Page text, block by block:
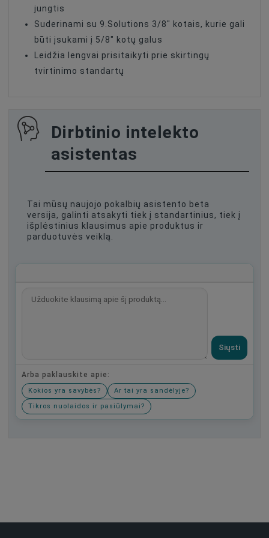
jungtis
Suderinami su 9.Solutions 3/8" kotais, kurie gali
būti įsukami į 5/8" kotų galus
Leidžia lengvai prisitaikyti prie skirtingų
tvirtinimo standartų
Dirbtinio intelekto
asistentas
Tai mūsų naujojo pokalbių asistento beta
versija, galinti atsakyti tiek į standartinius, tiek į
išplėstinius klausimus apie produktus ir
parduotuvės veiklą.
Siųsti
Arba paklauskite apie:
Kokios yra savybės?
Ar tai yra sandėlyje?
Tikros nuolaidos ir pasiūlymai?